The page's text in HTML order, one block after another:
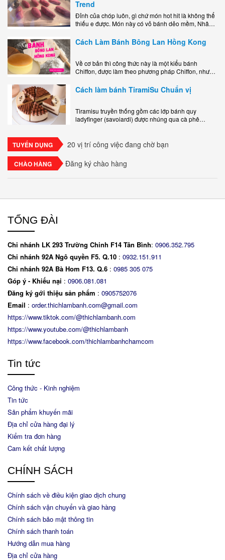
Trend
Đỉnh của chóp luôn, gì chứ món hot hit là không thể
thiếu e được. Món này có vỏ bánh dẻo mềm, Nhân
Cách Làm Bánh Bông Lan Hồng Kong
Về cơ bản thì công thức này là một kiểu bánh
Chiffon, được làm theo phương pháp Chiffon, nhưng
ngon, làm..
Cách làm bánh TiramiSu Chuẩn vị
Tiramisu truyền thống gồm các lớp bánh quy
ladyfinger (savoiardi) được nhúng qua cà phê
TUYỂN DỤNG 20 vị trí công việc đang chờ bạn
CHÀO HÀNG Đăng ký chào hàng
TỔNG ĐÀI
Chi nhánh LK 293 Trường Chinh F14 Tân Bình: 0906.352.795
Chi nhánh 92A Ngô quyền F5. Q.10 : 0932.151.911
Chi nhánh 92A Bà Hom F13. Q.6 : 0985 305 075
Góp ý - Khiếu nại : 0906.081.081
Đăng ký gới thiệu sản phẩm : 0905752076
Email : order.thichlambanh.com@gmail.com
https://www.tiktok.com/@thichlambanh.com
https://www.youtube.com/@thichlambanh
https://www.facebook.com/thichlambanhchamcom
Tin tức
Công thức - Kinh nghiệm
Tin tức
Sản phẩm khuyến mãi
Địa chỉ cửa hàng đại lý
Kiểm tra đơn hàng
Cam kết chất lượng
CHÍNH SÁCH
Chính sách về điều kiện giao dịch chung
Chính sách vận chuyển và giao hàng
Chính sách bảo mật thông tin
Chính sách thanh toán
Hướng dẫn mua hàng
Địa chỉ cửa hàng